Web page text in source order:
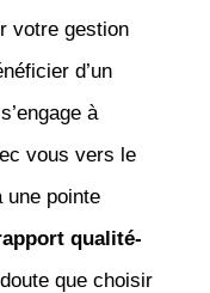
votre gestion
d’un
à
vous vers le
une pointe
qualité-
que choisir